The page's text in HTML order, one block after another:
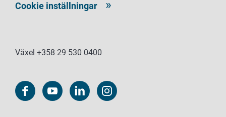
Cookie inställningar
Växel +358 29 530 0400